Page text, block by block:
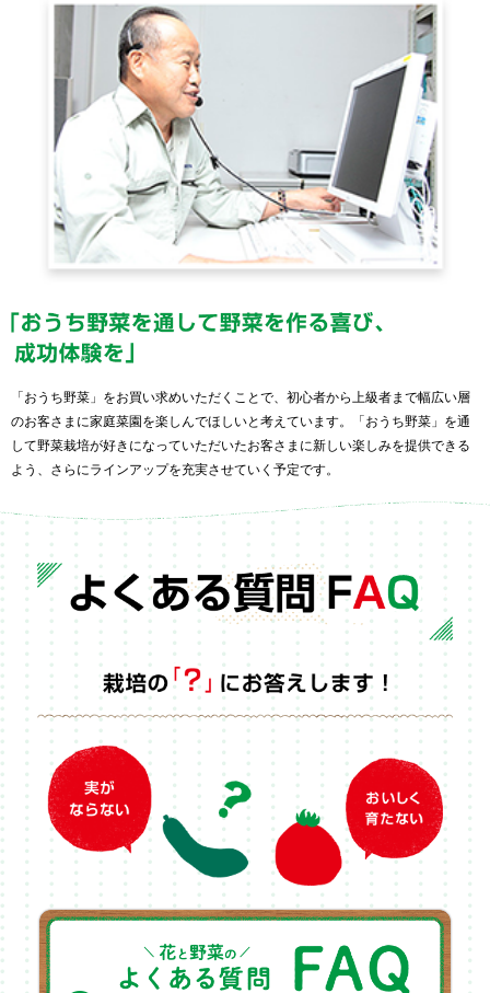
「おうち野菜」をお買い求めいただくことで、初心者から上級者まで幅広い層
のお客さまに家庭菜園を楽しんでほしいと考えています。「おうち野菜」を通
して野菜栽培が好きになっていただいたお客さまに新しい楽しみを提供できる
よう、さらにラインアップを充実させていく予定です。